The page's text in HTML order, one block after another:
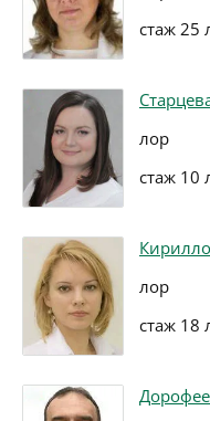
стаж 25
лор
стаж 10
лор
стаж 18